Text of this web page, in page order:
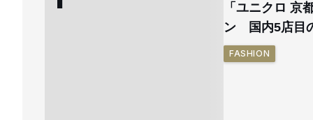
「ユニクロ 京
ン 国内5店目
FASHION